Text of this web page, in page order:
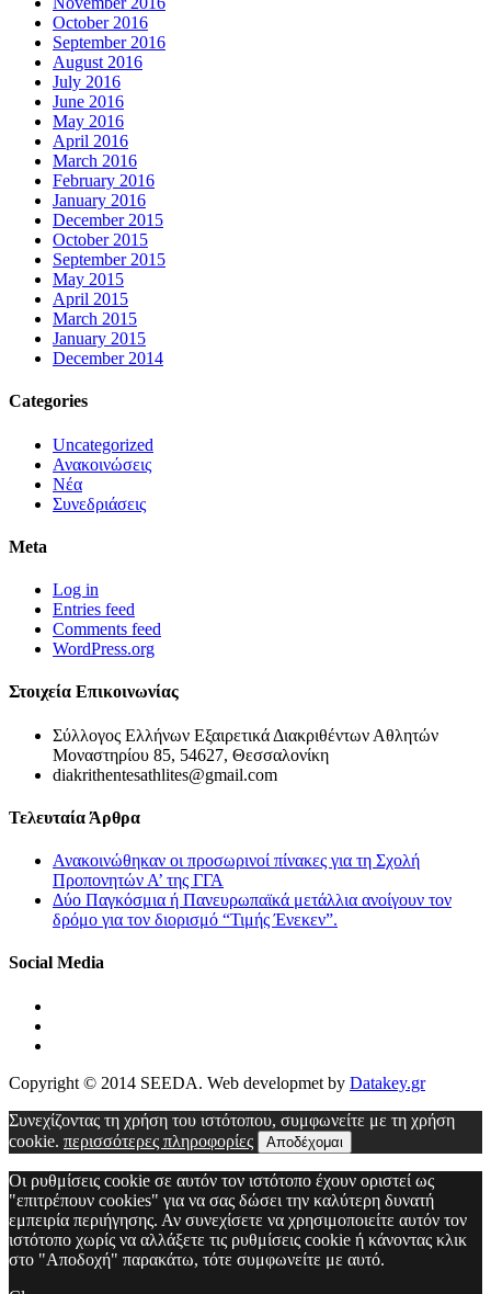
October 2016
September 2016
August 2016
July 2016
June 2016
May 2016
April 2016
March 2016
February 2016
January 2016
December 2015
October 2015
September 2015
May 2015
April 2015
March 2015
January 2015
December 2014
Categories
Uncategorized
Ανακοινώσεις
Νέα
Συνεδριάσεις
Meta
Log in
Entries feed
Comments feed
WordPress.org
Στοιχεία Επικοινωνίας
Σύλλογος Ελλήνων Εξαιρετικά Διακριθέντων Αθλητών
Μοναστηρίου 85, 54627, Θεσσαλονίκη
diakrithentesathlites@gmail.com
Τελευταία Άρθρα
Ανακοινώθηκαν οι προσωρινοί πίνακες για τη Σχολή
Προπονητών Α’ της ΓΓΑ
Δύο Παγκόσμια ή Πανευρωπαϊκά μετάλλια ανοίγουν τον
δρόμο για τον διορισμό “Τιμής Ένεκεν”.
Social Media
Copyright © 2014 SEEDA. Web developmet by Datakey.gr
Συνεχίζοντας τη χρήση του ιστότοπου, συμφωνείτε με τη χρήση
cookie. περισσότερες πληροφορίες Αποδέχομαι
Οι ρυθμίσεις cookie σε αυτόν τον ιστότοπο έχουν οριστεί ως
"επιτρέπουν cookies" για να σας δώσει την καλύτερη δυνατή
εμπειρία περιήγησης. Αν συνεχίσετε να χρησιμοποιείτε αυτόν τον
ιστότοπο χωρίς να αλλάξετε τις ρυθμίσεις cookie ή κάνοντας κλικ
στο "Αποδοχή" παρακάτω, τότε συμφωνείτε με αυτό.